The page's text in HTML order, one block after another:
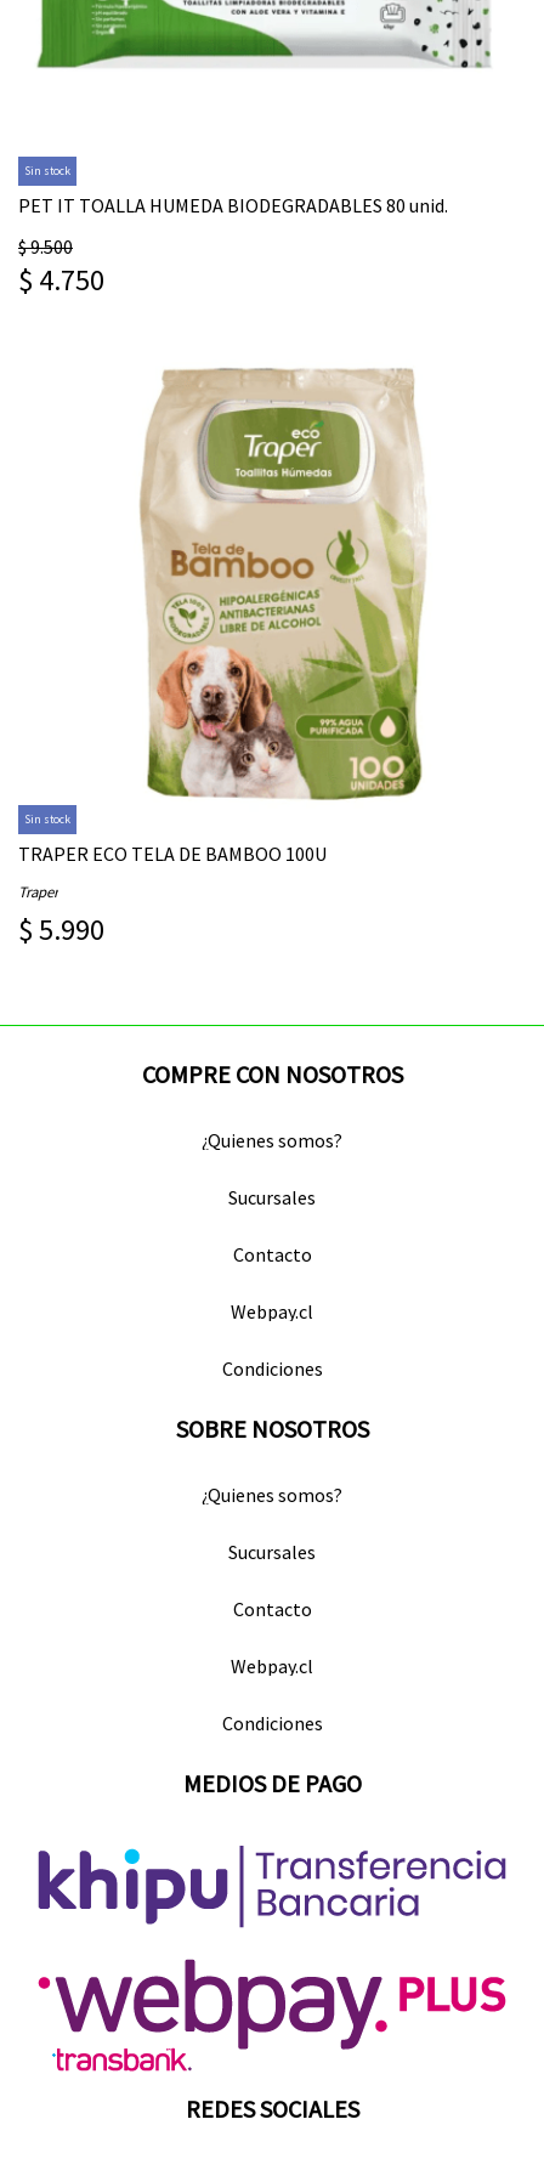
Sin stock
PET IT TOALLA HUMEDA BIODEGRADABLES 80 unid.
$ 9.500
$ 4.750
Sin stock
TRAPER ECO TELA DE BAMBOO 100U
Traper
$ 5.990
COMPRE CON NOSOTROS
¿Quienes somos?
Sucursales
Contacto
Webpay.cl
Condiciones
SOBRE NOSOTROS
¿Quienes somos?
Sucursales
Contacto
Webpay.cl
Condiciones
MEDIOS DE PAGO
REDES SOCIALES